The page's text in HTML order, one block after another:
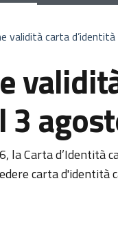
validità carta
3
notizia
la Carta d’Identità
carta d'identità